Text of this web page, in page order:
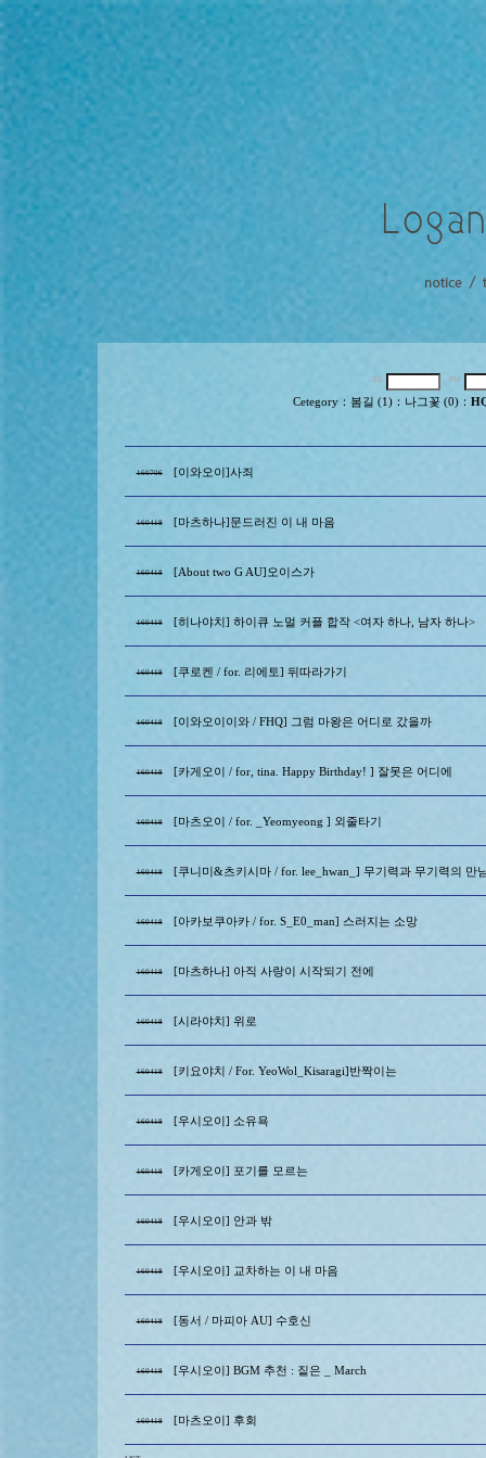
Cetegory： 봄길 (1)： 나그꽃 (0)：
160706 [이와오이]사죄
160418 [마츠하나]문드러진 이 내 마음
160418 [About two G AU]오이스가
160418 [히나야치] 하이큐 노멀 커플 합작 <여자 하나, 남자 하나>
160418 [쿠로켄 / for. 리에토] 뒤따라가기
160418 [이와오이이와 / FHQ] 그럼 마왕은 어디로 갔을까
160418 [카게오이 / for, tina. Happy Birthday! ] 잘못은 어디에
160418 [마츠오이 / for. _Yeomyeong ] 외줄타기
160418 [쿠니미&츠키시마 / for. lee_hwan_] 무기력과 무기력의 만
160418 [아카보쿠아카 / for. S_E0_man] 스러지는 소망
160418 [마츠하나] 아직 사랑이 시작되기 전에
160418 [시라야치] 위로
160418 [키요야치 / For. YeoWol_Kisaragi]반짝이는
160418 [우시오이] 소유욕
160418 [카게오이] 포기를 모르는
160418 [우시오이] 안과 밖
160418 [우시오이] 교차하는 이 내 마음
160418 [동서 / 마피아 AU] 수호신
160418 [우시오이] BGM 추천 : 짙은 _ March
160418 [마츠오이] 후회